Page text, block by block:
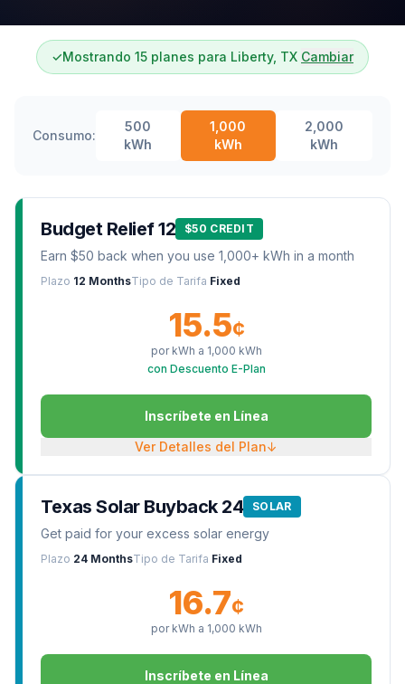
✓Mostrando 15 planes para Liberty, TX Cambiar
Consumo:
500
kWh
1,000
kWh
2,000
kWh
Budget Relief 12 $50 CREDIT
Earn $50 back when you use 1,000+ kWh in a month
Plazo 12 MonthsTipo de Tarifa Fixed
15.5¢
por kWh a 1,000 kWh
con Descuento E-Plan
Inscríbete en Línea
Ver Detalles del Plan↓
Texas Solar Buyback 24 SOLAR
Get paid for your excess solar energy
Plazo 24 MonthsTipo de Tarifa Fixed
16.7¢
por kWh a 1,000 kWh
Inscríbete en Línea